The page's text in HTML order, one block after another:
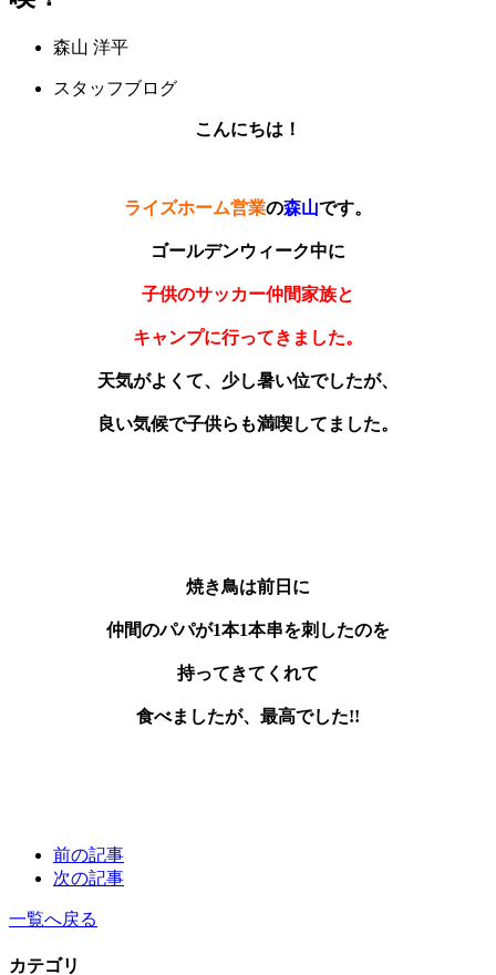
森山 洋平
スタッフブログ
こんにちは！
ライズホーム営業の森山です。
ゴールデンウィーク中に
子供のサッカー仲間家族と
キャンプに行ってきました。
天気がよくて、少し暑い位でしたが、
良い気候で子供らも満喫してました。
焼き鳥は前日に
仲間のパパが1本1本串を刺したのを
持ってきてくれて
食べましたが、最高でした!!
前の記事
次の記事
一覧へ戻る
カテゴリ